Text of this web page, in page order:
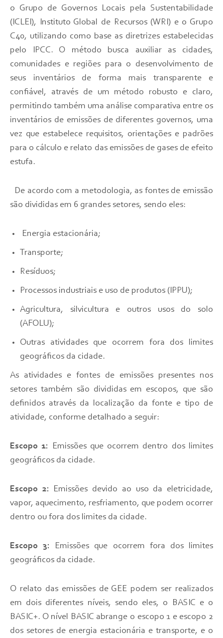
o Grupo de Governos Locais pela Sustentabilidade
(ICLEI), Instituto Global de Recursos (WRI) e o Grupo
C40, utilizando como base as diretrizes estabelecidas
pelo IPCC. O método busca auxiliar as cidades,
comunidades e regiões para o desenvolvimento de
seus inventários de forma mais transparente e
confiável, através de um método robusto e claro,
permitindo também uma análise comparativa entre os
inventários de emissões de diferentes governos, uma
vez que estabelece requisitos, orientações e padrões
para o cálculo e relato das emissões de gases de efeito
estufa.
De acordo com a metodologia, as fontes de emissão
são divididas em 6 grandes setores, sendo eles:
Energia estacionária;
Transporte;
Resíduos;
Processos industriais e uso de produtos (IPPU);
Agricultura, silvicultura e outros usos do solo
(AFOLU);
Outras atividades que ocorrem fora dos limites
geográficos da cidade.
As atividades e fontes de emissões presentes nos
setores também são divididas em escopos, que são
definidos através da localização da fonte e tipo de
atividade, conforme detalhado a seguir:
Escopo 1:
Emissões que ocorrem dentro dos limites
geográficos da cidade.
Escopo 2: Emissões devido ao uso da eletricidade,
vapor, aquecimento, resfriamento, que podem ocorrer
dentro ou fora dos limites da cidade.
Escopo 3:
Emissões que ocorrem fora dos limites
geográficos da cidade.
O relato das emissões de GEE podem ser realizados
em dois diferentes níveis, sendo eles, o BASIC e o
BASIC+. O nível BASIC abrange o escopo 1 e escopo 2
dos setores de energia estacionária e transporte, e o